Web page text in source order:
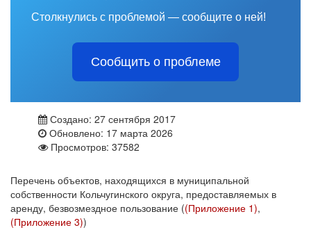
Столкнулись с проблемой — сообщите о ней!
Сообщить о проблеме
Создано: 27 сентября 2017
Обновлено: 17 марта 2026
Просмотров: 37582
Перечень объектов, находящихся в муниципальной
собственности Кольчугинского округа, предоставляемых в
аренду, безвозмездное пользование ((Приложение 1),
(Приложение 3))